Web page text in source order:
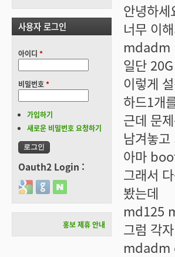
안녕하
너무 이
mdadm
일단
이렇게
하드1개
근데 문
남겨놓
아마
그래서
봤는데
md125
그럼 각
mdadm
사용자 로그인
아이디 *
비밀번호*
가입하기
새로운 비밀번호 요청하기
Oauth2 Login :
Login with Google
Login with GitHub
Login with Naver
홍보 제휴 안내